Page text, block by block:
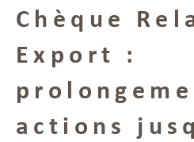
Chèque
Export :
actions